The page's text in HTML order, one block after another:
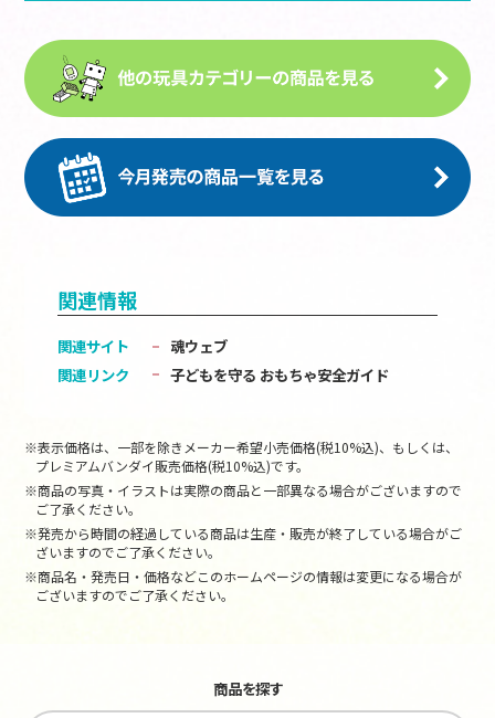
関連情報
関連サイト
魂ウェブ
関連リンク
子どもを守る おもちゃ安全ガイド
※表示価格は、一部を除きメーカー希望小売価格(税10%込)、もしくは、
プレミアムバンダイ販売価格(税10%込)です。
※商品の写真・イラストは実際の商品と一部異なる場合がございますので
ご了承ください。
※発売から時間の経過している商品は生産・販売が終了している場合がご
ざいますのでご了承ください。
※商品名・発売日・価格などこのホームページの情報は変更になる場合が
ございますのでご了承ください。
商品を探す